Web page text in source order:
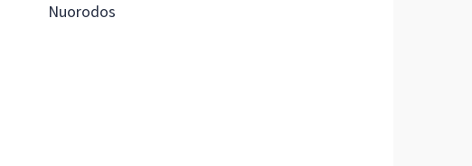
Nuorodos